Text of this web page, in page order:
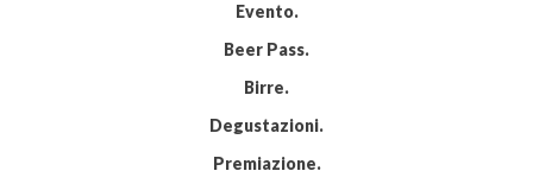
Evento
Beer Pass
Birre
Degustazioni
Premiazione